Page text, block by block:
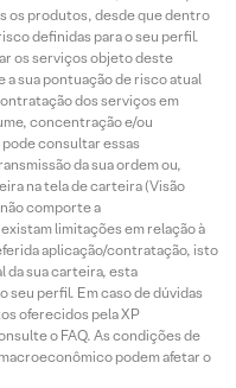
os produtos, desde que dentro
definidas para o seu perfil.
os serviços objeto deste
sua pontuação de risco atual
dos serviços em
concentração e/ou
pode consultar essas
da sua ordem ou,
na tela de carteira (Visão
comporte a
limitações em relação à
aplicação/contratação, isto
da sua carteira, esta
seu perfil. Em caso de dúvidas
oferecidos pela XP
o FAQ. As condições de
podem afetar o